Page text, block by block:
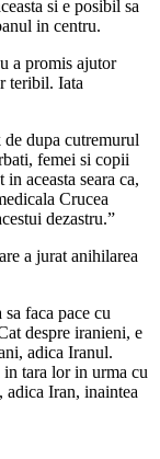
si e posibil sa
in centru.
a promis ajutor
teribil. Iata
dupa cutremurul
femei si copii
aceasta seara ca,
Crucea
dezastru.”
a jurat anihilarea
faca pace cu
despre iranieni, e
adica Iranul.
tara lor in urma cu
adica Iran, inaintea